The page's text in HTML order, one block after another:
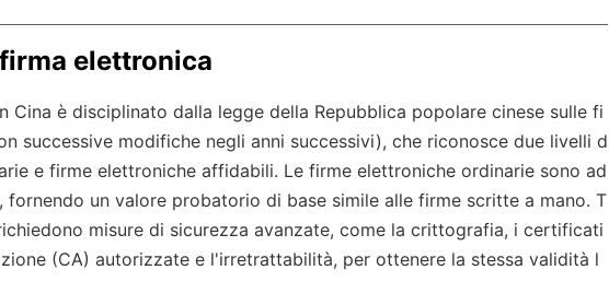
elettronica
è disciplinato dalla legge della Repubblica popolare cinese sulle fi
successive modifiche negli anni successivi), che riconosce due livelli d
e firme elettroniche affidabili. Le firme elettroniche ordinarie sono ad
un valore probatorio di base simile alle firme scritte a mano. T
misure di sicurezza avanzate, come la crittografia, i certificati
(CA) autorizzate e l'irretrattabilità, per ottenere la stessa validità l